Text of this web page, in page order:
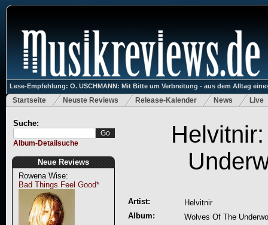
Lese-Empfehlung: O. USCHMANN: Mit Bitte um Verbreitung - aus dem Alltag
Startseite Neuste Reviews Release-Kalender News Live
Suche:
Album-Detailsuche
Neue Reviews
Rowena Wise:
Bad Things Feel Good*
Artist:
Helvitnir
Album:
Wolves Of The